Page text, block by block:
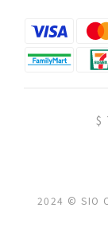
$
2024 © SIO